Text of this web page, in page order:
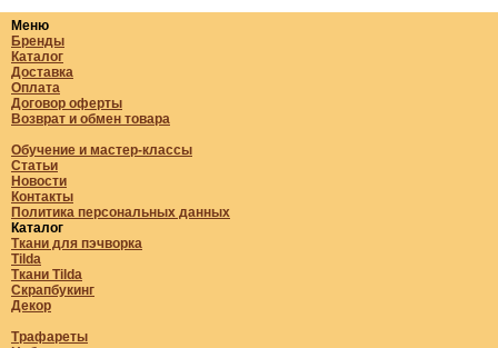
Меню
Бренды
Каталог
Доставка
Оплата
Договор оферты
Возврат и обмен товара
Обучение и мастер-классы
Статьи
Новости
Контакты
Политика персональных данных
Каталог
Ткани для пэчворка
Tilda
Ткани Tilda
Скрапбукинг
Декор
Трафареты